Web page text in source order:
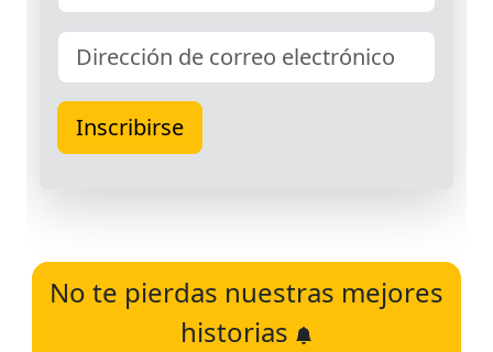
No te pierdas nuestras mejores
historias